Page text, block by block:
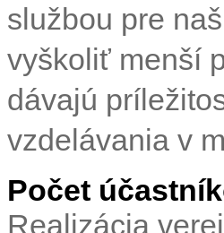
službou pre
vyškoliť menší
dávajú
vzdelávania v
Počet
Realizácia